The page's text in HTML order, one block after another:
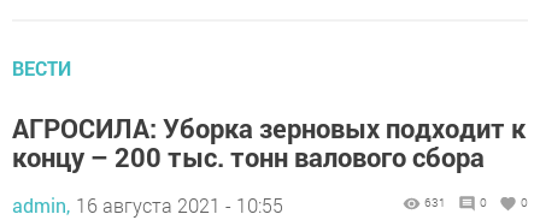
ВЕСТИ
АГРОСИЛА: Уборка зерновых подходит к
концу – 200 тыс. тонн валового сбора
admin, 16 августа 2021 - 10:55 631 0 0